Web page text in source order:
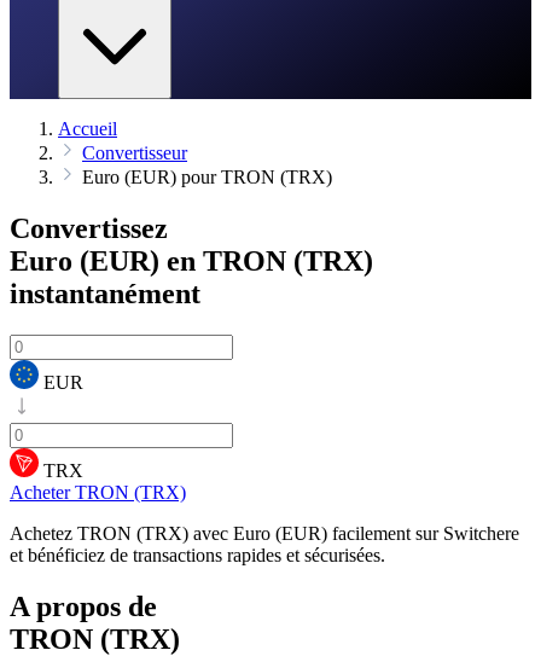
Accueil
Convertisseur
Euro (EUR) pour TRON (TRX)
Convertissez
Euro (EUR) en TRON (TRX)
instantanément
EUR
TRX
Acheter TRON (TRX)
Achetez TRON (TRX) avec Euro (EUR) facilement sur Switchere
et bénéficiez de transactions rapides et sécurisées.
A propos de
TRON (TRX)